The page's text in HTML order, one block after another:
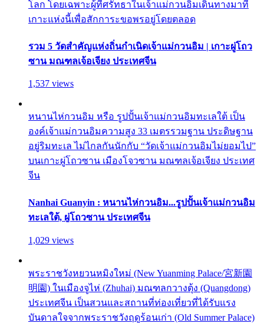
โลก โดยเฉพาะผู้ที่ศรัทธาในเจ้าแม่กวนอิมเดินทางมาที่
เกาะแห่งนี้เพื่อสักการะขอพรอยู่โดยตลอด
รวม 5 วัดสำคัญแห่งถิ่นกำเนิดเจ้าแม่กวนอิม | เกาะผู่โถว
ซาน มณฑลเจ้อเจียง ประเทศจีน
1,537 views
หนานไห่กวนอิม หรือ รูปปั้นเจ้าแม่กวนอิมทะเลใต้ เป็น
องค์เจ้าแม่กวนอิมความสูง 33 เมตรรวมฐาน ประดิษฐาน
อยู่ริมทะเล ไม่ไกลกันนักกับ “วัดเจ้าแม่กวนอิมไม่ยอมไป”
บนเกาะผู่โถวซาน เมืองโจวซาน มณฑลเจ้อเจียง ประเทศ
จีน
Nanhai Guanyin : หนานไห่กวนอิม...รูปปั้นเจ้าแม่กวนอิม
ทะเลใต้, ผู่โถวซาน ประเทศจีน
1,029 views
พระราชวังหยวนหมิงใหม่ (New Yuanming Palace/宮新園
明園) ในเมืองจูไห่ (Zhuhai) มณฑลกวางตุ้ง (Quangdong)
ประเทศจีน เป็นสวนและสถานที่ท่องเที่ยวที่ได้รับแรง
บันดาลใจจากพระราชวังฤดูร้อนเก่า (Old Summer Palace)